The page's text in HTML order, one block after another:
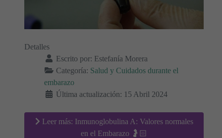
Detalles
Escrito por: Estefanía Morera
Categoría: Salud y Cuidados durante el
embarazo
Última actualización: 15 Abril 2024
Leer más: Inmunoglobulina A: Valores normales
en el Embarazo 🤰🏻